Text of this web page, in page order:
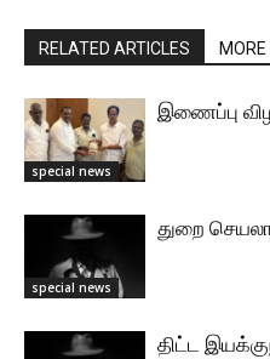
RELATED ARTICLES
special news
இணைப்பு
special news
துறை
திட்ட